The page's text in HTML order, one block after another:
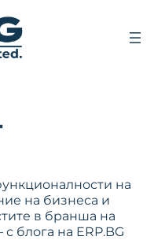
на
на бизнеса и
в бранша на
блога на ERP.BG